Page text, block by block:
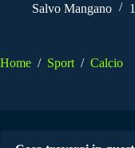
Salvo Mangano
Home / Sport / Calcio